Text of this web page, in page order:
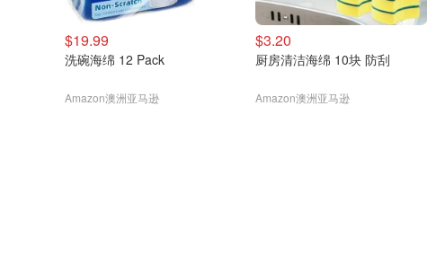
$19.99
洗碗海绵 12 Pack
Amazon澳洲亚马逊
$3.20
厨房清洁海绵 10块 防刮
Amazon澳洲亚马逊